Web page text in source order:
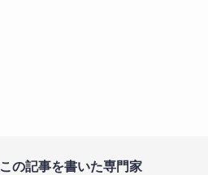
この記事を書いた専門家